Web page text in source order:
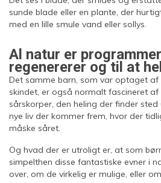
sunde blade eller en plante, der
med en lille smule vand eller sollys.
Al natur er
regenererer og til at
Det samme barn, som var optaget af
skindet, er også normalt fascineret
sårskorper, den heling der finder
nye liv der kommer frem, hvor der
måske såret.
Og hvad der er utroligt er, at som
simpelthen disse fantastiske evner i
over, om de virkelig er mulige, eller